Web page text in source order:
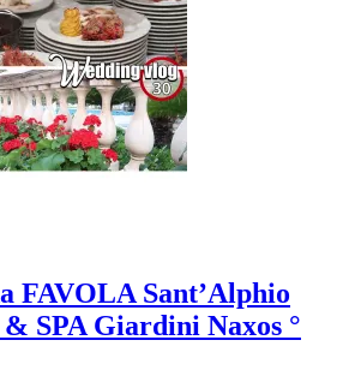
FAVOLA Sant’Alphio
SPA Giardini Naxos °